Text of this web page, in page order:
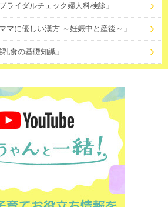
ライダルチェック婦人科検診」
マに優しい漢方 ～妊娠中と産後～」
食の基礎知識」